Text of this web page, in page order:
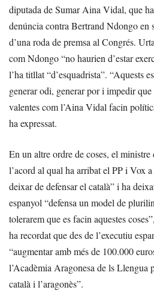
diputada de Sumar Aina Vidal, que
denúncia contra Bertrand Ndongo en
d’una roda de premsa al Congrés.
com Ndongo “no haurien d’estar
l’ha titllat “d’esquadrista”. “Aquests
generar odi, generar por i impedir
valentes com l’Aina Vidal facin
ha expressat.
En un altre ordre de coses, el
l’acord al qual ha arribat el PP i Vox
deixar de defensar el català” i ha
espanyol “defensa un model de
tolerarem que es facin aquestes
ha recordat que des de l’executiu
“augmentar amb més de 100.000
l’Acadèmia Aragonesa de ls Llengua
català i l’aragonès”.